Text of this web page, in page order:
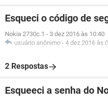
Esqueci o código de
Nokia 2730c.1 - 3 dez 2016 às 10:40
usuário anônimo - 4 dez 2016 às
2 Respostas
Esqueeci a senha do